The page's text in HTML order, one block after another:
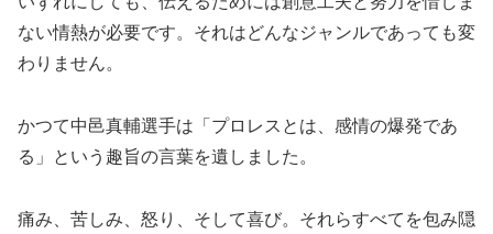
ない情熱が必要です。それはどんなジャンルであっても変
わりません。
かつて中邑真輔選手は「プロレスとは、感情の爆発であ
る」という趣旨の言葉を遺しました。
痛み、苦しみ、怒り、そして喜び。それらすべてを包み隠